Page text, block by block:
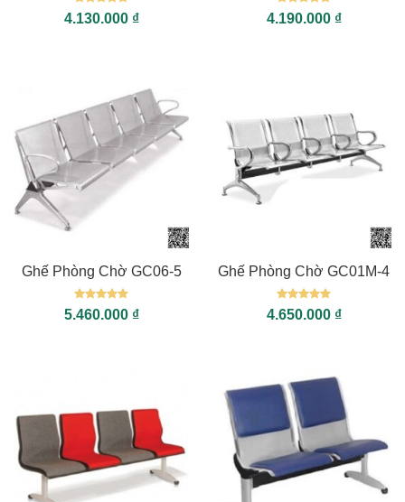
Được xếp
hạng55
4.130.000 ₫
Được xếp
hạng55
4.190.000 ₫
Ghế Phòng Chờ GC06-5
Được xếp
hạng55
5.460.000 ₫
Ghế Phòng Chờ GC01M-4
Được xếp
hạng55
4.650.000 ₫